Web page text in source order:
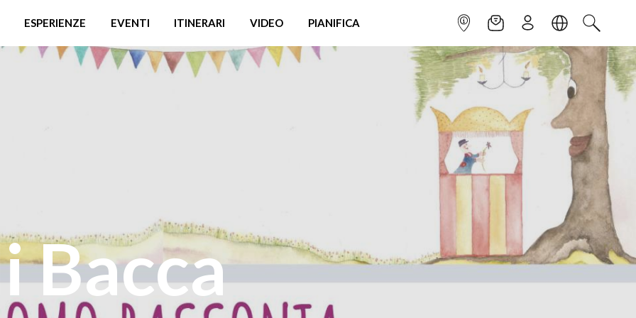
ESPERIENZE EVENTI ITINERARI VIDEO PIANIFICA INFOPOINTNEWSLETTER
ISCRIVITILINGUACERCA
Bacca